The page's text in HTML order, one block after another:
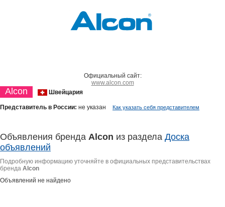
Официальный сайт:
www.alcon.com
Alcon Швейцария
Представитель в России: не указан Как указать себя представителем
Объявления бренда Alcon из раздела Доска
объявлений
Подробную информацию уточняйте в официальных представительствах
бренда Alcon
Объявлений не найдено